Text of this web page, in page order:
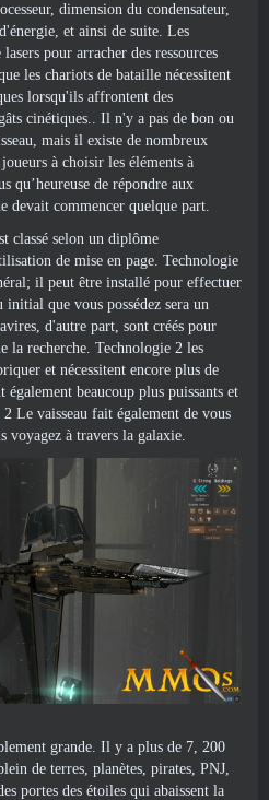
dimension du condensateur,
et ainsi de suite. Les
pour arracher des ressources
les chariots de bataille nécessitent
lorsqu'ils affrontent des
cinétiques.. Il n'y a pas de bon ou
mais il existe de nombreux
à choisir les éléments à
qu’heureuse de répondre aux
devait commencer quelque part.
classé selon un diplôme
de mise en page. Technologie
il peut être installé pour effectuer
que vous possédez sera un
d'autre part, sont créés pour
la recherche. Technologie 2 les
et nécessitent encore plus de
beaucoup plus puissants et
Le vaisseau fait également de vous
voyagez à travers la galaxie.
grande. Il y a plus de 7, 200
de terres, planètes, pirates, PNJ,
portes des étoiles qui abaissent la